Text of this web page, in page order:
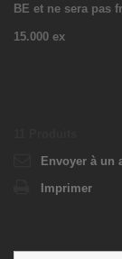
BE et ne sera pas
15.000 ex
Envoyer à un
Imprimer